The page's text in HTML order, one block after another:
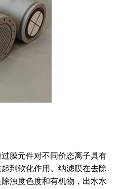
膜元件对不同价态离子具有
到软化作用。纳滤膜在去除
浊度色度和有机物，出水水